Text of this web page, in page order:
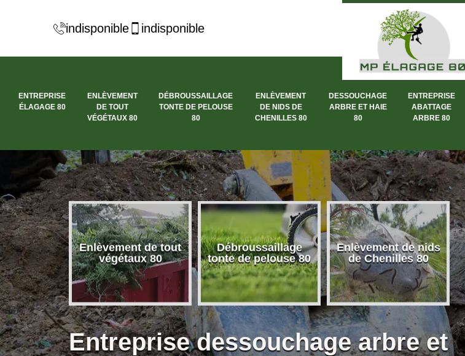
indisponible indisponible
ENTREPRISE
ÉLAGAGE 80
ENLÈVEMENT
DE TOUT
VÉGÉTAUX 80
DÉBROUSSAILLAGE
TONTE DE PELOUSE
80
ENLÈVEMENT
DE NIDS DE
CHENILLES 80
DESSOUCHAGE
ARBRE ET HAIE
80
ENTREPRISE
ABATTAGE
ARBRE 80
élagage
Enlèvement de tout
végétaux 80
Débroussaillage
tonte de pelouse 80
Enlèvement de nids
de Chenilles 80
Entreprise dessouchage arbre et